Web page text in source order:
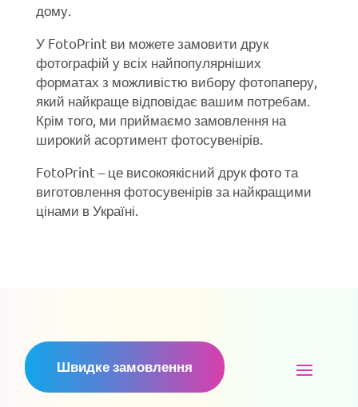
дому.
У FotoPrint ви можете замовити друк
фотографій у всіх найпопулярніших
форматах з можливістю вибору фотопаперу,
який найкраще відповідає вашим потребам.
Крім того, ми приймаємо замовлення на
широкий асортимент фотосувенірів.
FotoPrint – це високоякісний друк фото та
виготовлення фотосувенірів за найкращими
цінами в Україні.
Швидке замовлення